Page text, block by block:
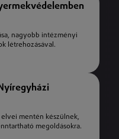
nagyobb intézményi
létrehozásával.
mentén készülnek,
megoldásokra.